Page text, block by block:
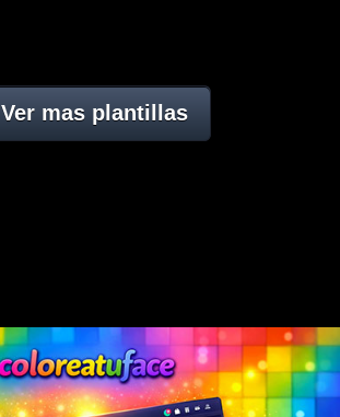
Ver mas plantillas